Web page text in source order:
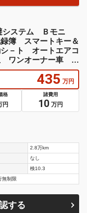
システム Ｂモニ
簿 スマートキー＆
－ト オートエアコ
ワンオーナー車 Ａ
435 万円
格
円
諸費用
10 万円
2.8万km
なし
検10.3
無制限
する